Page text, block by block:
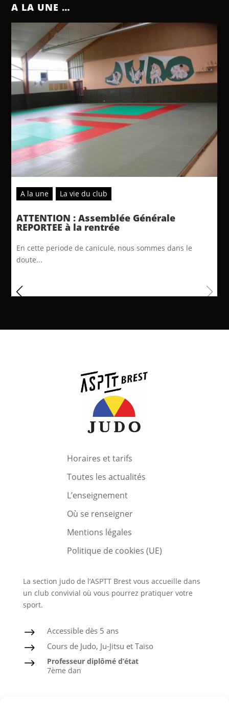
A LA UNE …
A la une La vie du club
ATTENTION : Assemblée Générale
REPORTEE à la rentrée
En cette periode de canicule, nous sommes dans le
doute...
Horaires et tarifs
Toutes les actualités
L’enseignement
Où se renseigner
Mentions légales
Politique de cookies (UE)
La section judo de l’ASPTT Brest vous accueille dans
un club convivial où vous pourrez pratiquer votre
sport.
$ Accessible dès 5 ans
$ Cours de Judo, Ju-Jitsu et Taïso
$
Professeur diplômé d’état
7ème dan